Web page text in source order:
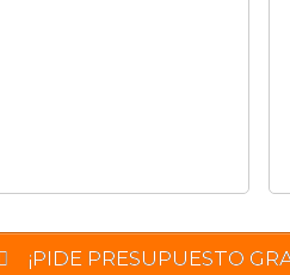
¡PIDE PRESUPUESTO